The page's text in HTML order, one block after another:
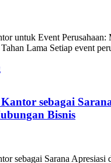
untuk Event Perusahaan:
Lama Setiap event
sebagai
Bisnis
sebagai Sarana Apresiasi